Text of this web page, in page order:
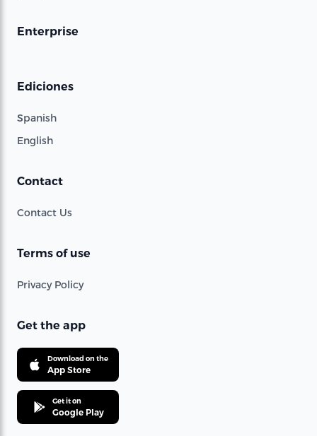
Enterprise
Ediciones
Spanish
English
Contact
Contact Us
Terms of use
Privacy Policy
Get the app
Download on the
App Store
Get it on
Google Play